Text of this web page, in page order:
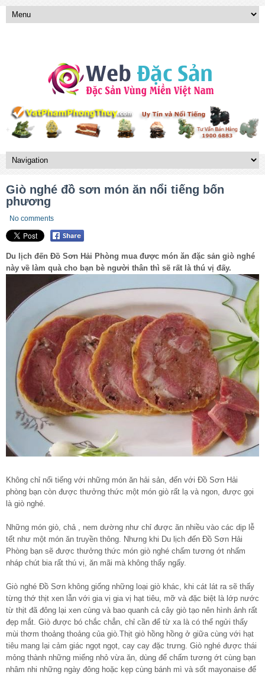
Giò nghé đồ sơn món ăn nổi tiếng bốn
phương
No comments
Du lịch đến Đồ Sơn Hải Phòng mua được món ăn đặc sản giò nghé
này về làm quà cho bạn bè người thân thì sẽ rất là thú vị đấy.
Không chỉ nổi tiếng với những món ăn hải sản, đến với Đồ Sơn Hải
phòng bạn còn được thưởng thức một món giò rất lạ và ngon, được gọi
là giò nghé.
Những món giò, chả , nem dường như chỉ được ăn nhiều vào các dịp lễ
tết như một món ăn truyền thông. Nhưng khi Du lịch đến Đồ Sơn Hải
Phòng bạn sẽ được thưởng thức món giò nghé chấm tương ớt nhấm
nháp chút bia rất thú vị, ăn mãi mà không thấy ngấy.
Giò nghé Đồ Sơn không giống những loại giò khác, khi cát lát ra sẽ thấy
từng thớ thịt xen lẫn với gia vị gia vị hạt tiêu, mỡ và đặc biệt là lớp nước
từ thịt đã đông lại xen cùng và bao quanh cả cây giò tạo nên hình ảnh rất
đẹp mắt. Giò được bó chắc chẳn, chỉ cần để từ xa là có thể ngửi thấy
mùi thơm thoảng thoảng của giò.Thịt giò hồng hồng ở giữa cùng với hạt
tiêu mang lại cảm giác ngọt ngọt, cay cay đặc trưng. Giò nghé được thái
mỏng thành những miếng nhỏ vừa ăn, dùng để chấm tương ớt cùng bạn
nhâm nhi những ngày đông hoặc kẹp cùng bánh mì và sốt mayonaise để